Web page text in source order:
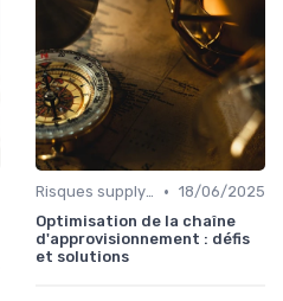
Risques supply-chain • 18/06/2025
Optimisation de la chaîne
d'approvisionnement : défis
et solutions